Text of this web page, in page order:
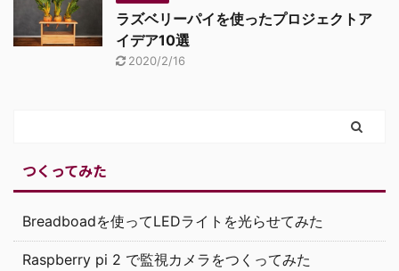
ラズベリーパイを使ったプロジェクトア
イデア10選
2020/2/16
つくってみた
Breadboadを使ってLEDライトを光らせてみた
Raspberry pi 2 で監視カメラをつくってみた